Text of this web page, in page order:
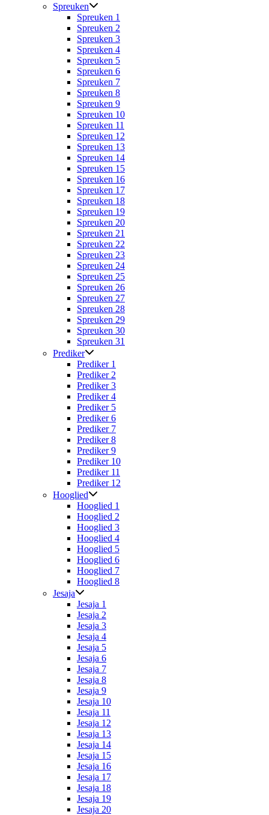
Spreuken
Spreuken 1
Spreuken 2
Spreuken 3
Spreuken 4
Spreuken 5
Spreuken 6
Spreuken 7
Spreuken 8
Spreuken 9
Spreuken 10
Spreuken 11
Spreuken 12
Spreuken 13
Spreuken 14
Spreuken 15
Spreuken 16
Spreuken 17
Spreuken 18
Spreuken 19
Spreuken 20
Spreuken 21
Spreuken 22
Spreuken 23
Spreuken 24
Spreuken 25
Spreuken 26
Spreuken 27
Spreuken 28
Spreuken 29
Spreuken 30
Spreuken 31
Prediker
Prediker 1
Prediker 2
Prediker 3
Prediker 4
Prediker 5
Prediker 6
Prediker 7
Prediker 8
Prediker 9
Prediker 10
Prediker 11
Prediker 12
Hooglied
Hooglied 1
Hooglied 2
Hooglied 3
Hooglied 4
Hooglied 5
Hooglied 6
Hooglied 7
Hooglied 8
Jesaja
Jesaja 1
Jesaja 2
Jesaja 3
Jesaja 4
Jesaja 5
Jesaja 6
Jesaja 7
Jesaja 8
Jesaja 9
Jesaja 10
Jesaja 11
Jesaja 12
Jesaja 13
Jesaja 14
Jesaja 15
Jesaja 16
Jesaja 17
Jesaja 18
Jesaja 19
Jesaja 20